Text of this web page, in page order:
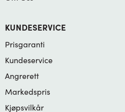
KUNDESERVICE
Prisgaranti
Kundeservice
Angrerett
Markedspris
Kjøpsvilkår